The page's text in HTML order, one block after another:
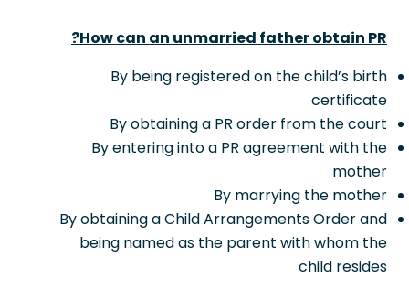
How can an unmarried father obtain PR?
By being registered on the child’s birth
certificate
By obtaining a PR order from the court
By entering into a PR agreement with the
mother
By marrying the mother
By obtaining a Child Arrangements Order and
being named as the parent with whom the
child resides